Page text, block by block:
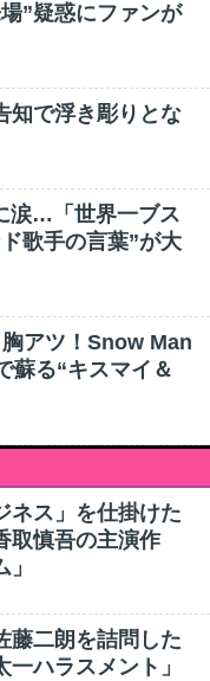
”疑惑にファンが
知で浮き彫りとな
涙…「世界一ブス
歌手の言葉”が大
アツ！Snow Man
蘇る“キスマイ＆
ネス」を仕掛けた
取慎吾の主演作
藤二朗を詰問した
ハラスメント」